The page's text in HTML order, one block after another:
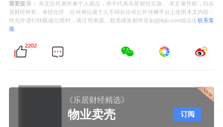
重要提示：
本文仅代表作者个人观点，并不代表乐居财经立场。 本文著作权，归乐
居财经所有。未经允许，任何单位或个人不得在任何公开传播平台上使用本文内容；
经允许进行转载或引用时，请注明来源。联系请发邮件至ljcj@leju.com或点击联系客
服
2202
《乐居财经精选》
物业卖壳 订阅